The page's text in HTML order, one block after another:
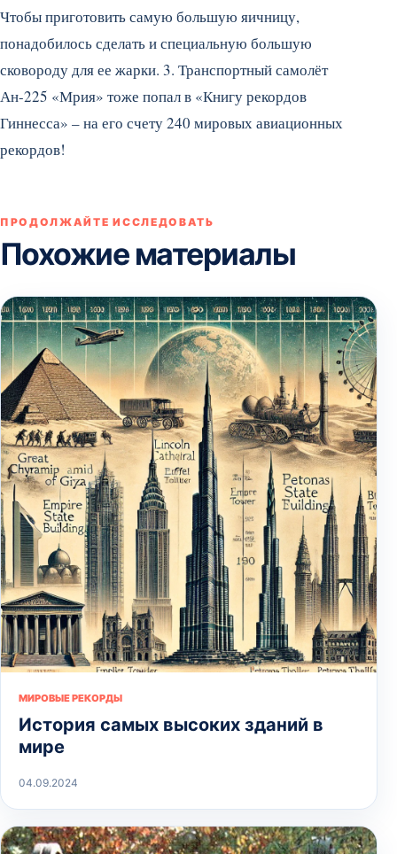
Чтобы приготовить самую большую яичницу,
понадобилось сделать и специальную большую
сковороду для ее жарки. 3. Транспортный самолёт
Ан-225 «Мрия» тоже попал в «Книгу рекордов
Гиннесса» – на его счету 240 мировых авиационных
рекордов!
ПРОДОЛЖАЙТЕ ИССЛЕДОВАТЬ
Похожие материалы
МИРОВЫЕ РЕКОРДЫ
История самых высоких зданий в
мире
04.09.2024